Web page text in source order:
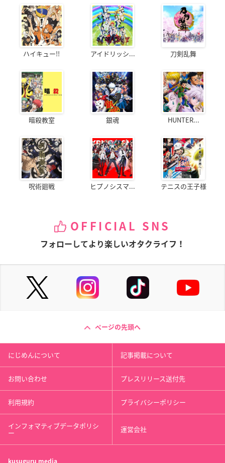
ハイキュー!! アイドリッシ... 刀剣乱舞
暗殺教室 銀魂 HUNTER...
呪術廻戦 ヒプノシスマ... テニスの王子様
OFFICIAL SNS
フォローしてより楽しいオタクライフ！
ページの先頭へ
にじめんについて 記事掲載について
お問い合わせ プレスリリース送付先
利用規約 プライバシーポリシー
インフォマティブデータポリシ
ー 運営会社
kusuguru media